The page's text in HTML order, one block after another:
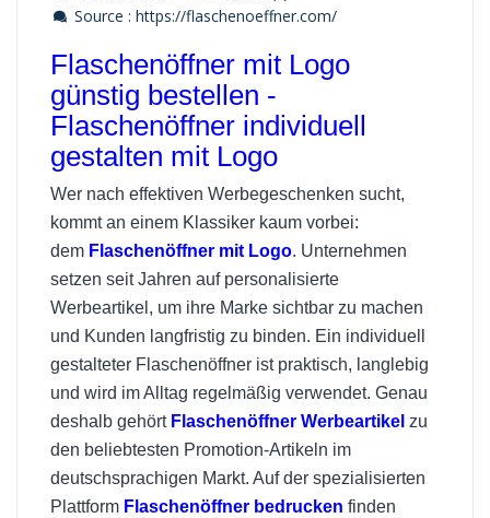
Source : https://flaschenoeffner.com/
Flaschenöffner mit Logo
günstig bestellen -
Flaschenöffner individuell
gestalten mit Logo
Wer nach effektiven Werbegeschenken sucht,
kommt an einem Klassiker kaum vorbei:
dem Flaschenöffner mit Logo. Unternehmen
setzen seit Jahren auf personalisierte
Werbeartikel, um ihre Marke sichtbar zu machen
und Kunden langfristig zu binden. Ein individuell
gestalteter Flaschenöffner ist praktisch, langlebig
und wird im Alltag regelmäßig verwendet. Genau
deshalb gehört Flaschenöffner Werbeartikel zu
den beliebtesten Promotion-Artikeln im
deutschsprachigen Markt. Auf der spezialisierten
Plattform Flaschenöffner bedrucken finden